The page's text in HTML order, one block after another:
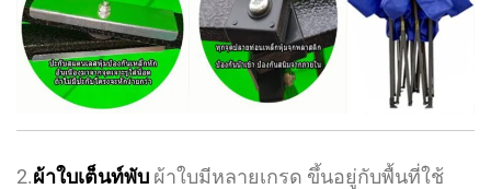
2.ผ้าใบเต็นท์พับ ผ้าใบมีหลายเกรด ขึ้นอยู่กับพื้นที่ใช้